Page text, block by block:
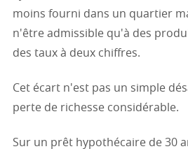
moins fourni dans un quartier
n'être admissible qu'à des
des taux à deux chiffres.
Cet écart n'est pas un simple
perte de richesse considérable.
Sur un prêt hypothécaire de 30